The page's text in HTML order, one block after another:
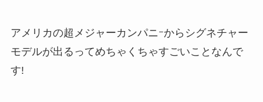
アメリカの超メジャーカンパニｰからシグネチャー
モデルが出るってめちゃくちゃすごいことなんで
す!